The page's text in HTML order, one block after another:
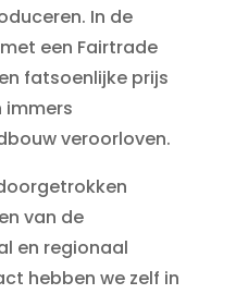
In de
een Fairtrade
fatsoenlijke prijs
immers
veroorloven.
van de
en regionaal
hebben we zelf in